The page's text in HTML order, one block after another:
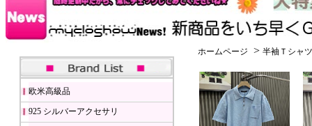
欧米高級品
925 シルバーアクセサリ
ホームページ > 半袖Ｔシャ